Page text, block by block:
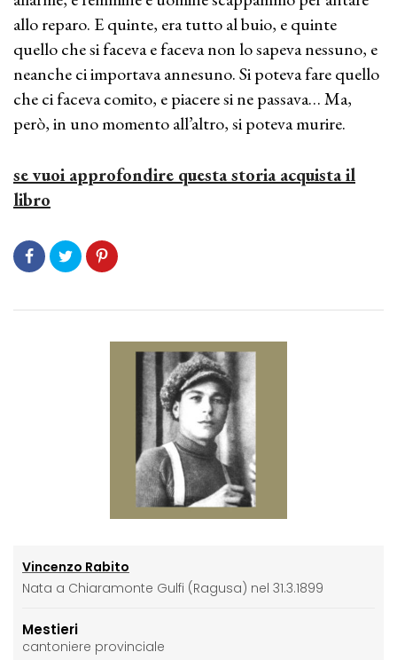
allo reparo. E quinte, era tutto al buio, e quinte
quello che si faceva e faceva non lo sapeva nessuno, e
neanche ci importava annesuno. Si poteva fare quello
che ci faceva comito, e piacere si ne passava… Ma,
però, in uno momento all’altro, si poteva murire.
se vuoi approfondire questa storia acquista il
libro
Vincenzo Rabito
Nata a Chiaramonte Gulfi (Ragusa) nel 31.3.1899
Mestieri
cantoniere provinciale